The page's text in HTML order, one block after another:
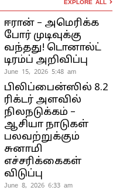
EXPLORE ALL
ஈரான் – அமெரிக்க
போர் முடிவுக்கு
வந்தது! டொனால்ட்
டிரம்ப் அறிவிப்பு
June 15, 2026 5:48 am
பிலிப்பைன்ஸில் 8.2
ரிக்டர் அளவில்
நிலநடுக்கம் –
ஆசியா நாடுகள்
பலவற்றுக்கும்
சுனாமி
எச்சரிக்கைகள்
விடுப்பு
June 8, 2026 6:33 am